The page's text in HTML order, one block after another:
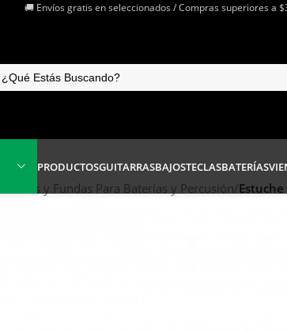
🚚 Envíos gratis en seleccionados / Compras superiores a
PRODUCTOSGUITARRASBAJOSTECLASBATERÍAS
Estuches y Fundas Para Baterías y Percusión/